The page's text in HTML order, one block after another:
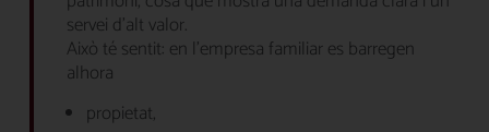
servei d’alt valor.
Això té sentit: en l’empresa familiar es barregen
alhora
propietat,